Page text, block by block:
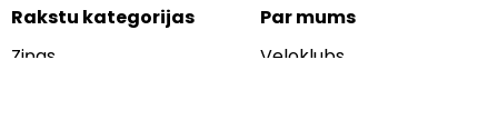
Rakstu kategorijas
Ziņas
Par mums
Veloklubs